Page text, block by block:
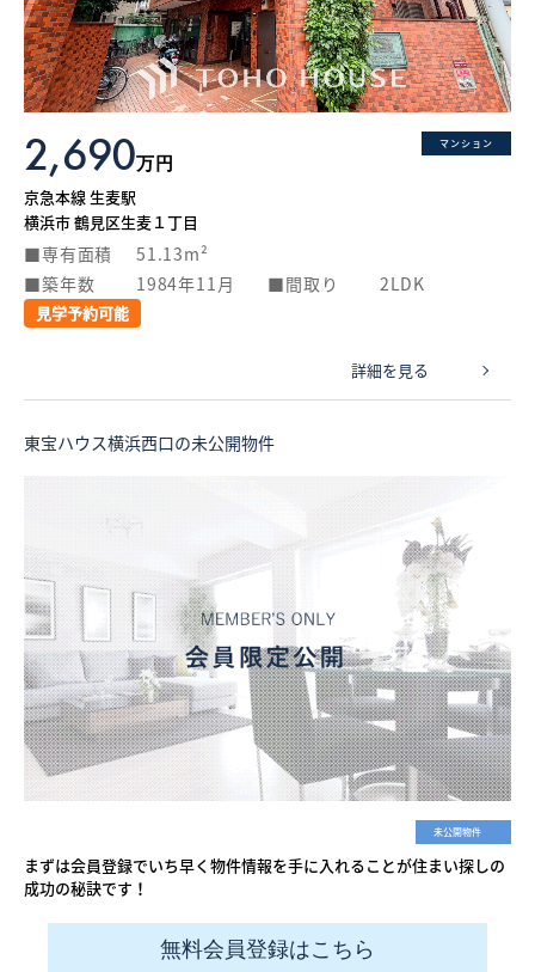
マンション
2,690万円
京急本線 生麦駅
横浜市 鶴見区生麦１丁目
専有面積
51.13m²
築年数
1984年11月 間取り 2LDK
見学予約可能
詳細を見る
東宝ハウス横浜西口の未公開物件
未公開物件
まずは会員登録でいち早く物件情報を手に入れることが住まい探しの
成功の秘訣です！
無料会員登録はこちら